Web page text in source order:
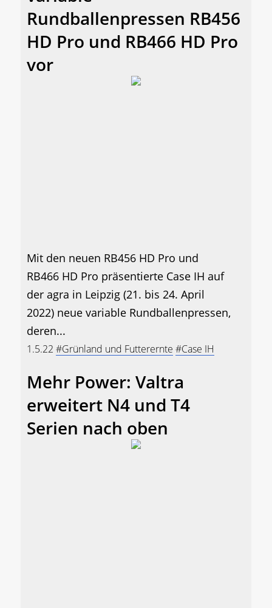
Rundballenpressen RB456
HD Pro und RB466 HD Pro
vor
Mit den neuen RB456 HD Pro und
RB466 HD Pro präsentierte Case IH auf
der agra in Leipzig (21. bis 24. April
2022) neue variable Rundballenpressen,
deren...
1.5.22 #Grünland und Futterernte #Case IH
Mehr Power: Valtra
erweitert N4 und T4
Serien nach oben